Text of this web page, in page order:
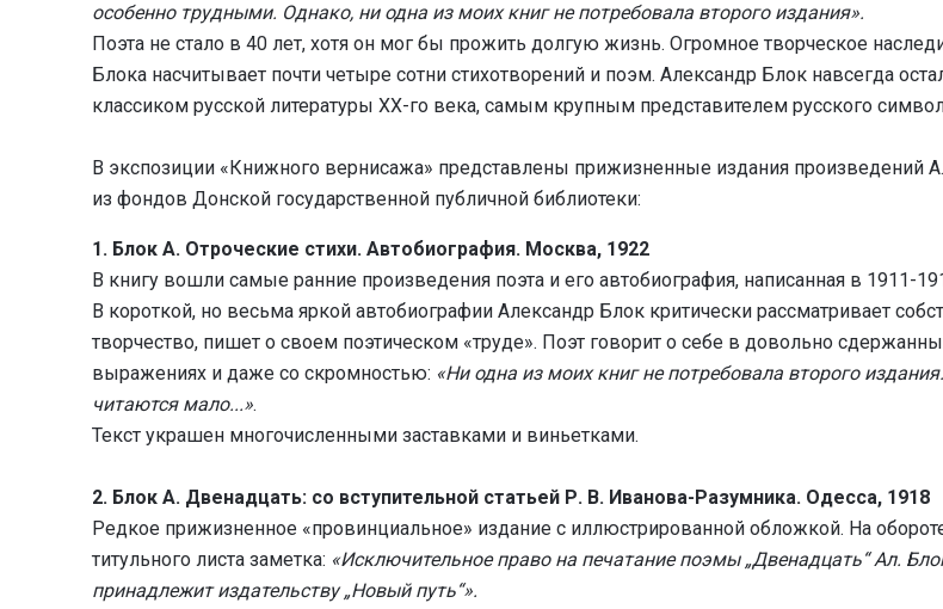
особенно трудными. Однако, ни одна из моих книг не потребовала второго издания».
Поэта не стало в 40 лет, хотя он мог бы прожить долгую жизнь. Огромное творческое
Блока насчитывает почти четыре сотни стихотворений и поэм. Александр Блок навсегда
классиком русской литературы ХХ-го века, самым крупным представителем русского
В экспозиции «Книжного вернисажа» представлены прижизненные издания произведений
из фондов Донской государственной публичной библиотеки:
1. Блок А. Отроческие стихи. Автобиография. Москва, 1922
В книгу вошли самые ранние произведения поэта и его автобиография, написанная в 1911-
В короткой, но весьма яркой автобиографии Александр Блок критически рассматривает
творчество, пишет о своем поэтическом «труде». Поэт говорит о себе в довольно
выражениях и даже со скромностью: «Ни одна из моих книг не потребовала второго
читаются мало...».
Текст украшен многочисленными заставками и виньетками.
2. Блок А. Двенадцать: со вступительной статьей Р. В. Иванова-Разумника. Одесса, 1918
Редкое прижизненное «провинциальное» издание с иллюстрированной обложкой. На
титульного листа заметка: «Исключительное право на печатание поэмы „Двенадцать“ Ал.
принадлежит издательству „Новый путь“».